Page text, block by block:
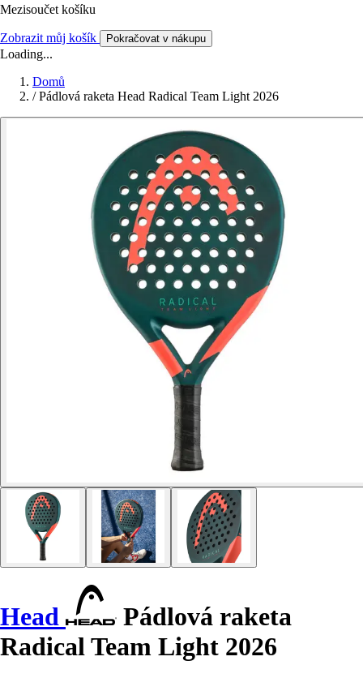
Mezisoučet košíku
Zobrazit můj košík Pokračovat v nákupu
Loading...
Domů
/ Pádlová raketa Head Radical Team Light 2026
Head
Pádlová raketa
Radical Team Light 2026